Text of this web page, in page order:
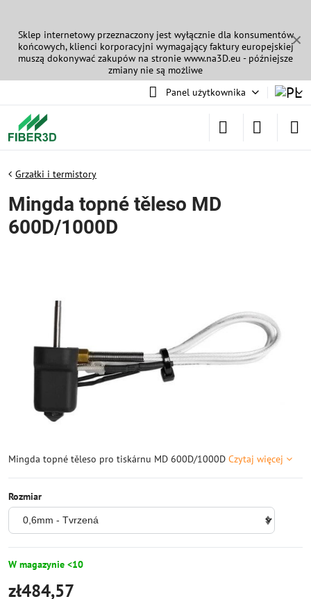
✕
Sklep internetowy przeznaczony jest wyłącznie dla konsumentów
końcowych, klienci korporacyjni wymagający faktury europejskiej
muszą dokonywać zakupów na stronie www.na3D.eu - późniejsze
zmiany nie są możliwe
Panel użytkownika
Grzałki i termistory
Mingda topné těleso MD
600D/1000D
Mingda topné těleso pro tiskárnu MD 600D/1000D Czytaj więcej
Rozmiar
W magazynie <10
zł484,57